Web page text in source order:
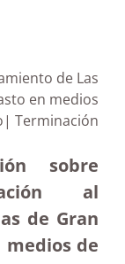
de Las
en medios
Terminación
sobre
al
de Gran
de